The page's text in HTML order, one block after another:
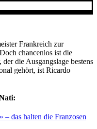
Frankreich zur
chancenlos ist die
die Ausgangslage bestens
gehört, ist Ricardo
– das halten die Franzosen